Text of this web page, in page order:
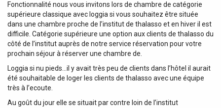
Fonctionnalité nous vous invitons lors de chambre de catégorie
supérieure classique avec loggia si vous souhaitez être située
dans une chambre proche de l’institut de thalasso et en hiver il est
difficile. Catégorie supérieure une option aux clients de thalasso du
côté de l’institut auprès de notre service réservation pour votre
prochain séjour à réserver une chambre de.
Loggia si nu pieds…il y avait très peu de clients dans l’hôtel il aurait
été souhaitable de loger les clients de thalasso avec une équipe
très à l’ecoute.
Au goût du jour elle se situait par contre loin de l’institut